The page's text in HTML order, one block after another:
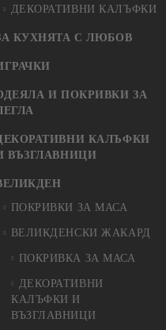
ДЕКОРАТИВНИ КАЛЪФКИ
КУХНЯТА С ЛЮБОВ
И ПОКРИВКИ ЗА
КАЛЪФКИ
ВЪЗГЛАВНИЦИ
ПОКРИВКИ ЗА МАСА
ВЕЛИКДЕНСКИ ЖАКАРД
ПОКРИВКА ЗА МАСА
ДЕКОРАТИВНИ
КАЛЪФКИ И
ВЪЗГЛАВНИЦИ